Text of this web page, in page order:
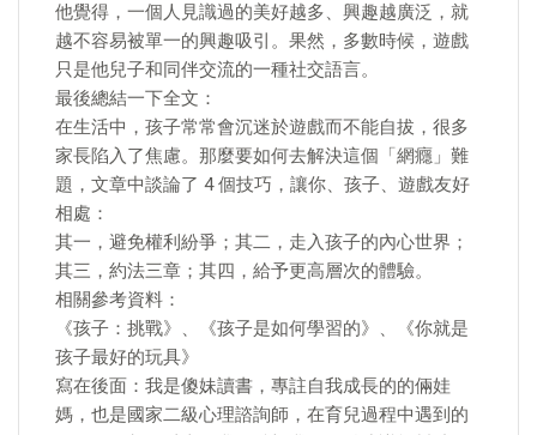
他覺得，一個人見識過的美好越多、興趣越廣泛，就
越不容易被單一的興趣吸引。果然，多數時候，遊戲
只是他兒子和同伴交流的一種社交語言。
最後總結一下全文：
在生活中，孩子常常會沉迷於遊戲而不能自拔，很多
家長陷入了焦慮。那麼要如何去解決這個「網癮」難
題，文章中談論了 4 個技巧，讓你、孩子、遊戲友好
相處：
其一，避免權利紛爭；其二，走入孩子的內心世界；
其三，約法三章；其四，給予更高層次的體驗。
相關參考資料：
《孩子：挑戰》、《孩子是如何學習的》、《你就是
孩子最好的玩具》
寫在後面：我是傻妹讀書，專註自我成長的的倆娃
媽，也是國家二級心理諮詢師，在育兒過程中遇到的